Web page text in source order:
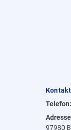
Telefon:
97980